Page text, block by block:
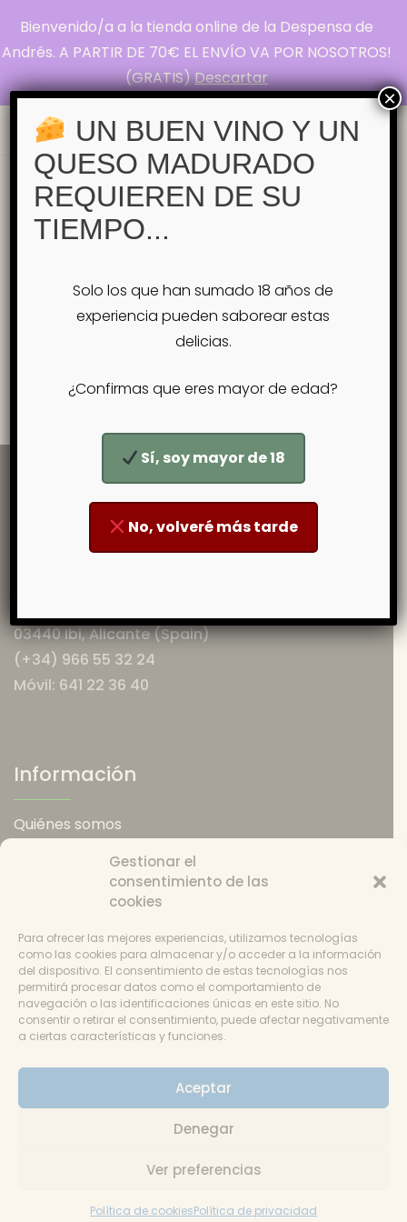
Gestionar el
consentimiento de las
cookies
Para ofrecer las mejores experiencias, utilizamos tecnologías
como las cookies para almacenar y/o acceder a la información
del dispositivo. El consentimiento de estas tecnologías nos
permitirá procesar datos como el comportamiento de
navegación o las identificaciones únicas en este sitio. No
consentir o retirar el consentimiento, puede afectar negativamente
a ciertas características y funciones.
Aceptar
Denegar
Ver preferencias
Política de cookiesPolítica de privacidad
Bienvenido/a a la tienda online de la Despensa de
Andrés. A PARTIR DE 70€ EL ENVÍO VA POR NOSOTROS!
(GRATIS)Descartar
La Despensa de
Andrés
Pasión por el Queso
Inicio Tienda CATAS DE QUESOS GUIADA
Categoría:CATAS DE
No se han encontrado productos que
La Despensa de Andrés
03440 Ibi, Alicante (Spain)
(+34) 966 55 32 24
Móvil: 641 22 36 40
Información
Quiénes somos
Política de devoluciones
Condiciones de uso
Política de cookies
Consentimiento
Aviso
de Gradient Themes ©
UN BUEN VINO Y UN
QUESO MADURADO
REQUIEREN DE SU
TIEMPO...
Solo los que han sumado 18 años de
experiencia pueden saborear estas
delicias.
¿Confirmas que eres mayor de edad?
Sí, soy mayor de 18
No, volveré más tarde
×